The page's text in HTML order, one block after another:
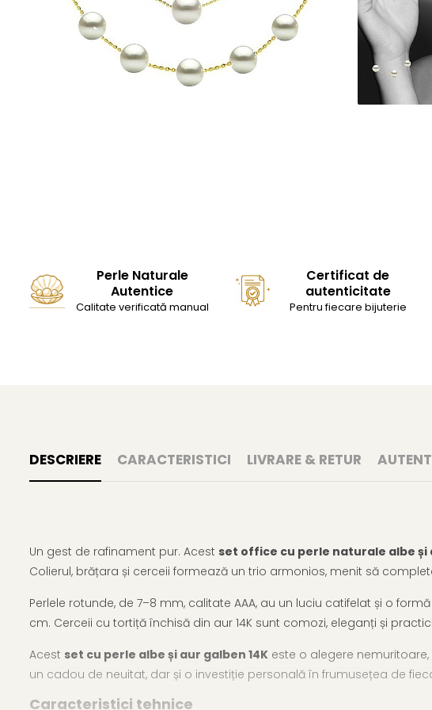
Seturi Perle cu Argint
Brățări cu Perle
Pandantive cu Perle
Perle Naturale
Autentice
Calitate verificată manual
Certificat de
autenticitate
Pentru fiecare bijuterie
DESCRIERE CARACTERISTICI LIVRARE & RETUR
Un gest de rafinament pur. Acest set office cu perle naturale albe și
Colierul, brățara și cerceii formează un trio armonios, menit să
Perlele rotunde, de 7–8 mm, calitate AAA, au un luciu catifelat și o
cm. Cerceii cu tortiță închisă din aur 14K sunt comozi, eleganți și
Acest set cu perle albe și aur galben 14K este o alegere
un cadou de neuitat, dar și o investiție personală în frumusețea de
Caracteristici tehnice